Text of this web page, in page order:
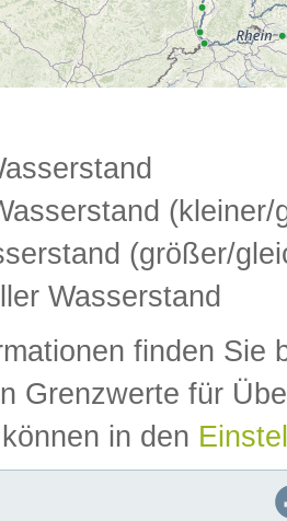
(kleiner/
(größer/
Wasserstand
finden Sie
Grenzwerte für
in den